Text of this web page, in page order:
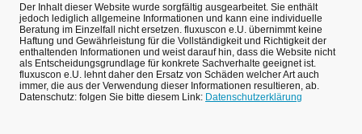
Der Inhalt dieser Website wurde sorgfältig ausgearbeitet. Sie enthält
jedoch lediglich allgemeine Informationen und kann eine individuelle
Beratung im Einzelfall nicht ersetzen. fluxuscon e.U. übernimmt keine
Haftung und Gewährleistung für die Vollständigkeit und Richtigkeit der
enthaltenden Informationen und weist darauf hin, dass die Website nicht
als Entscheidungsgrundlage für konkrete Sachverhalte geeignet ist.
fluxuscon e.U. lehnt daher den Ersatz von Schäden welcher Art auch
immer, die aus der Verwendung dieser Informationen resultieren, ab.
Datenschutz: folgen Sie bitte diesem Link: Datenschutzerklärung